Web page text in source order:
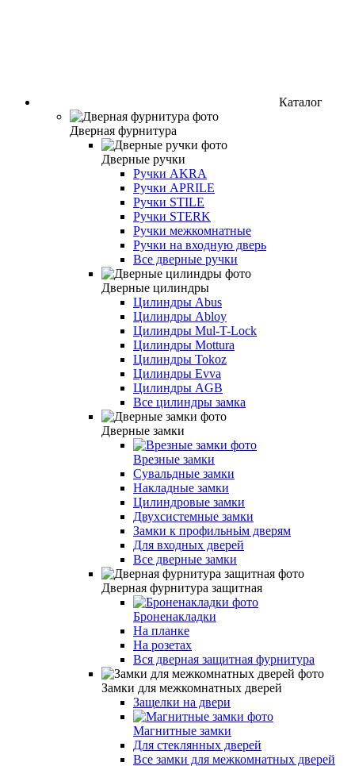
Каталог
Дверная фурнитура
Дверные ручки
Ручки AKRA
Ручки APRILE
Ручки STILE
Ручки STERK
Ручки межкомнатные
Ручки на входную дверь
Все дверные ручки
Дверные цилиндры
Цилиндры Abus
Цилиндры Abloy
Цилиндры Mul-T-Lock
Цилиндры Mottura
Цилиндры Tokoz
Цилиндры Evva
Цилиндры AGB
Все цилиндры замка
Дверные замки
Врезные замки
Сувальдные замки
Накладные замки
Цилиндровые замки
Двухсистемные замки
Замки к профильньім дверям
Для входных дверей
Все дверные замки
Дверная фурнитура защитная
Броненакладки
На планке
На розетах
Вся дверная защитная фурнитура
Замки для межкомнатных дверей
Защелки на двери
Магнитные замки
Для стеклянных дверей
Все замки для межкомнатных дверей